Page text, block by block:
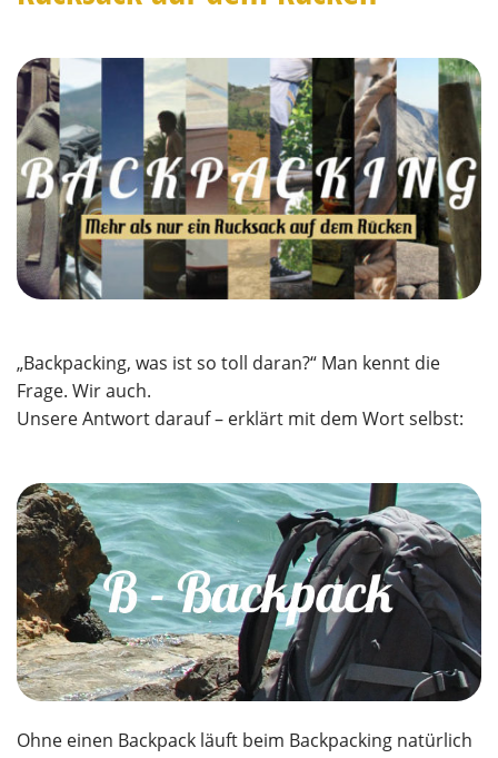
„Backpacking, was ist so toll daran?“ Man kennt die
Frage. Wir auch.
Unsere Antwort darauf – erklärt mit dem Wort selbst:
Ohne einen Backpack läuft beim Backpacking natürlich